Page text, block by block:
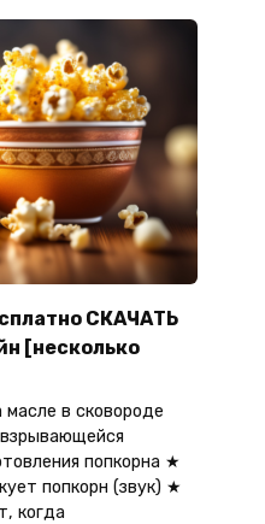
СКАЧАТЬ
[несколько
масле в сковороде
попкорна ★
попкорн (звук) ★
когда